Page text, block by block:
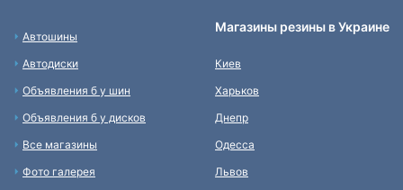
Автошины
Автодиски
Объявления б у шин
Объявления б у дисков
Все магазины
Фото галерея
Магазины резины в Украине
Киев
Харьков
Днепр
Одесса
Львов